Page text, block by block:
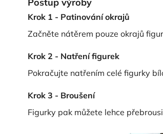
Krok 1 - Patinování okrajů
Začněte nátěrem pouze okrajů
Krok 2 - Natření figurek
Pokračujte natřením celé figurky
Krok 3 - Broušení
Figurky pak můžete lehce